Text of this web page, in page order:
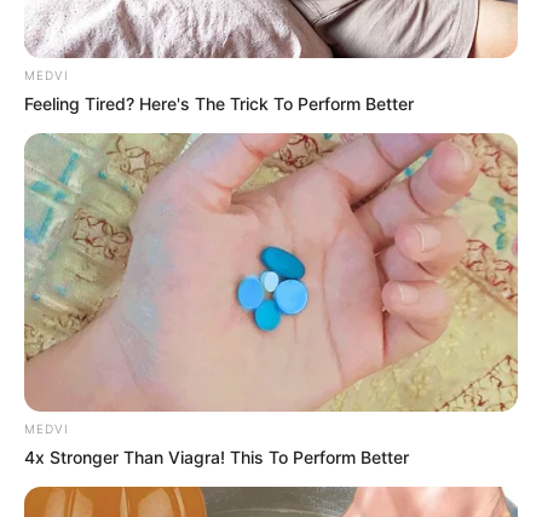
MEDVI
Feeling Tired? Here's The Trick To Perform Better
MEDVI
4x Stronger Than Viagra! This To Perform Better